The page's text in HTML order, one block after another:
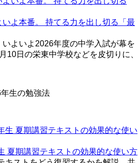
よ本番。 持てる力を出し切る「最
よいよ2026年度の中学入試が幕を
10日の栄東中学校などを皮切りに、
生の勉強法
夏期講習テキストの効果的な使い方